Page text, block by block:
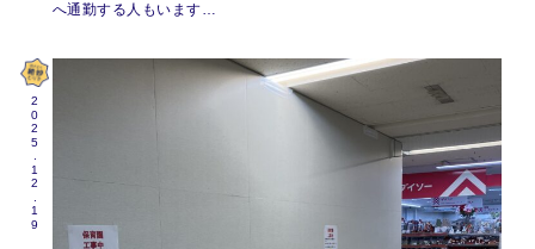
へ通勤する人もいます…
2025.12.19